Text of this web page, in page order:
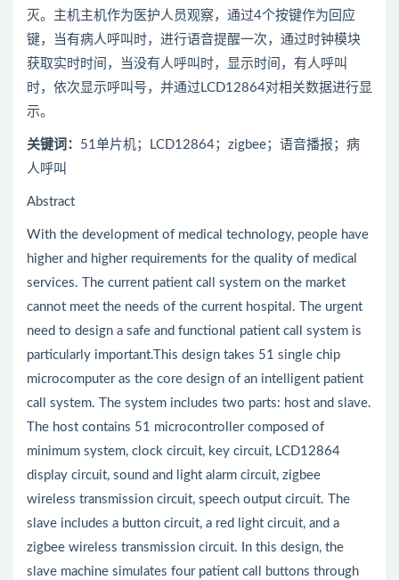
灭。主机主机作为医护人员观察，通过4个按键作为回应
键，当有病人呼叫时，进行语音提醒一次，通过时钟模块
获取实时时间，当没有人呼叫时，显示时间，有人呼叫
时，依次显示呼叫号，并通过LCD12864对相关数据进行显
示。
关键词： 51单片机；LCD12864；zigbee；语音播报；病
人呼叫
Abstract
With the development of medical technology, people have
higher and higher requirements for the quality of medical
services. The current patient call system on the market
cannot meet the needs of the current hospital. The urgent
need to design a safe and functional patient call system is
particularly important.This design takes 51 single chip
microcomputer as the core design of an intelligent patient
call system. The system includes two parts: host and slave.
The host contains 51 microcontroller composed of
minimum system, clock circuit, key circuit, LCD12864
display circuit, sound and light alarm circuit, zigbee
wireless transmission circuit, speech output circuit. The
slave includes a button circuit, a red light circuit, and a
zigbee wireless transmission circuit. In this design, the
slave machine simulates four patient call buttons through